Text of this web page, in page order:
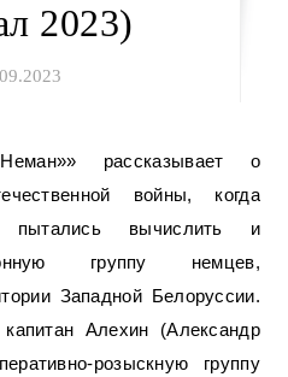
2023)
войны, когда
пытались вычислить и
группу немцев,
Западной Белоруссии.
Алехин (Александр
розыскную группу